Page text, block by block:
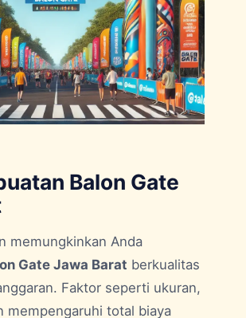
Balon Gate
memungkinkan Anda
Gate Jawa Barat berkualitas
Faktor seperti ukuran,
mempengaruhi total biaya